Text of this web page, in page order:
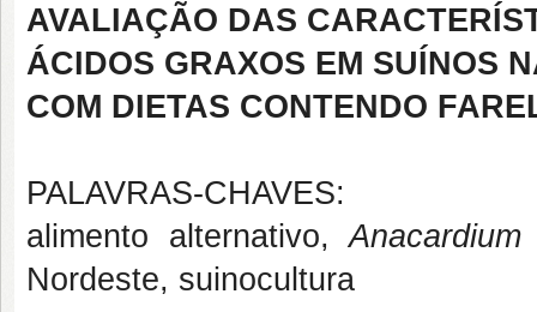
AVALIAÇÃO DAS
ÁCIDOS GRAXOS EM SUÍNOS
COM DIETAS CONTENDO
PALAVRAS-CHAVES:
alimento alternativo,
Nordeste, suinocultura